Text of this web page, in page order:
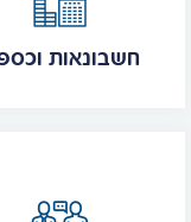
חשבונאות